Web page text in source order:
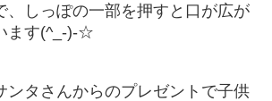
、しっぽの一部を押すと口が広が
ます(^_-)-☆
ンタさんからのプレゼントで子供